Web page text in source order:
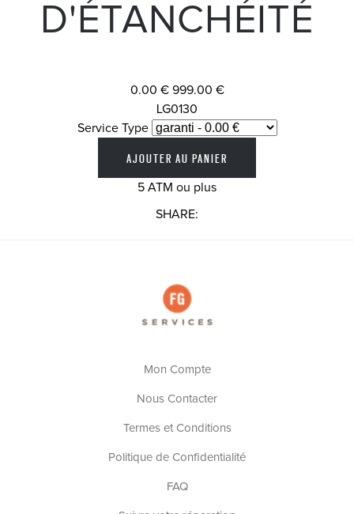
D'ÉTANCHÉITÉ
0.00 € 999.00 €
LG0130
Service Type
5 ATM ou plus
SHARE:
Mon Compte
Nous Contacter
Termes et Conditions
Politique de Confidentialité
FAQ